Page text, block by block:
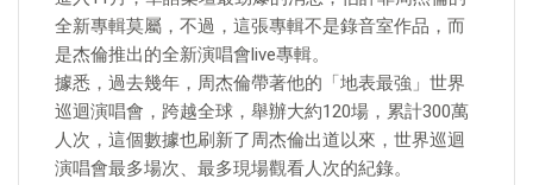
全新專輯莫屬，不過，這張專輯不是錄音室作品，而
是杰倫推出的全新演唱會live專輯。
據悉，過去幾年，周杰倫帶著他的「地表最強」世界
巡迴演唱會，跨越全球，舉辦大約120場，累計300萬
人次，這個數據也刷新了周杰倫出道以來，世界巡迴
演唱會最多場次、最多現場觀看人次的紀錄。